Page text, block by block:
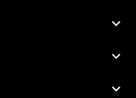


